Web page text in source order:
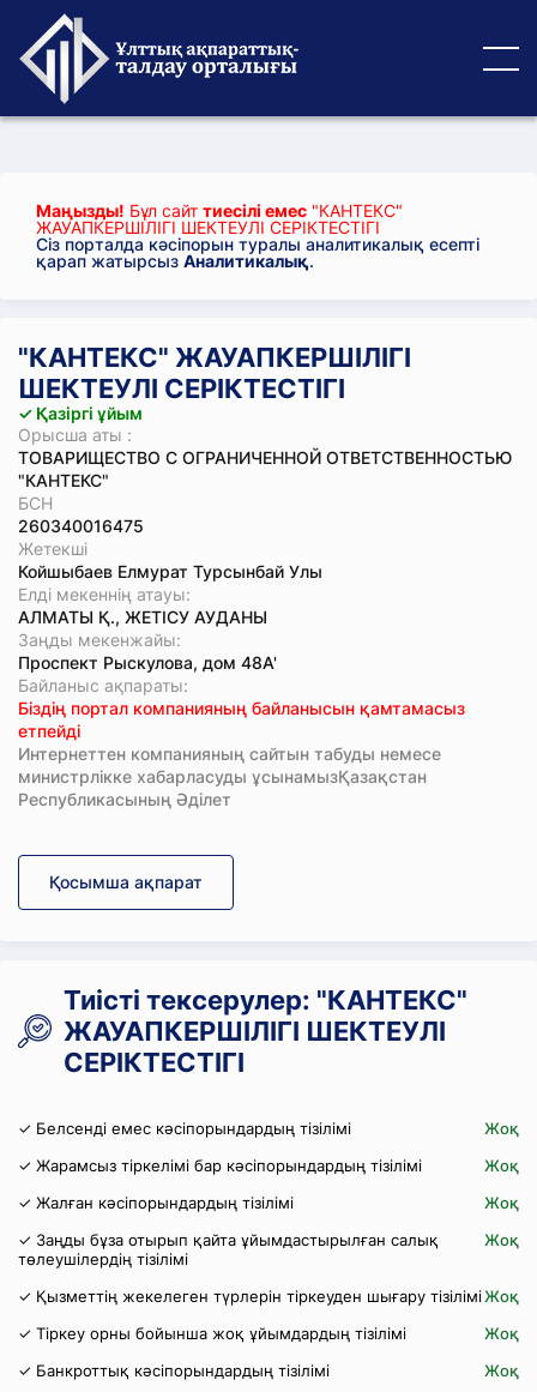
Маңызды! Бұл сайт тиесілі емес "КАНТЕКС"
ЖАУАПКЕРШІЛІГІ ШЕКТЕУЛІ СЕРІКТЕСТІГІ
Сіз порталда кәсіпорын туралы аналитикалық есепті
қарап жатырсыз Аналитикалық.
"КАНТЕКС" ЖАУАПКЕРШІЛІГІ
ШЕКТЕУЛІ СЕРІКТЕСТІГІ
✓ Қазіргі ұйым
Орысша аты :
ТОВАРИЩЕСТВО С ОГРАНИЧЕННОЙ ОТВЕТСТВЕННОСТЬЮ
"КАНТЕКС"
БСН
260340016475
Жетекші
Койшыбаев Елмурат Турсынбай Улы
Елді мекеннің атауы:
АЛМАТЫ Қ., ЖЕТІСУ АУДАНЫ
Заңды мекенжайы:
Проспект Рыскулова, дом 48А'
Байланыс ақпараты:
Біздің портал компанияның байланысын қамтамасыз
етпейді
Интернеттен компанияның сайтын табуды немесе
министрлікке хабарласуды ұсынамызҚазақстан
Республикасының Әділет
Қосымша ақпарат
Тиісті тексерулер: "КАНТЕКС"
ЖАУАПКЕРШІЛІГІ ШЕКТЕУЛІ
СЕРІКТЕСТІГІ
✓ Белсенді емес кәсіпорындардың тізілімі
Жоқ
✓ Жарамсыз тіркелімі бар кәсіпорындардың тізілімі
Жоқ
✓ Жалған кәсіпорындардың тізілімі
Жоқ
✓ Заңды бұза отырып қайта ұйымдастырылған салық
төлеушілердің тізілімі
Жоқ
✓ Қызметтің жекелеген түрлерін тіркеуден шығару тізіліміЖоқ
✓ Тіркеу орны бойынша жоқ ұйымдардың тізілімі
Жоқ
✓ Банкроттық кәсіпорындардың тізілімі
Жоқ